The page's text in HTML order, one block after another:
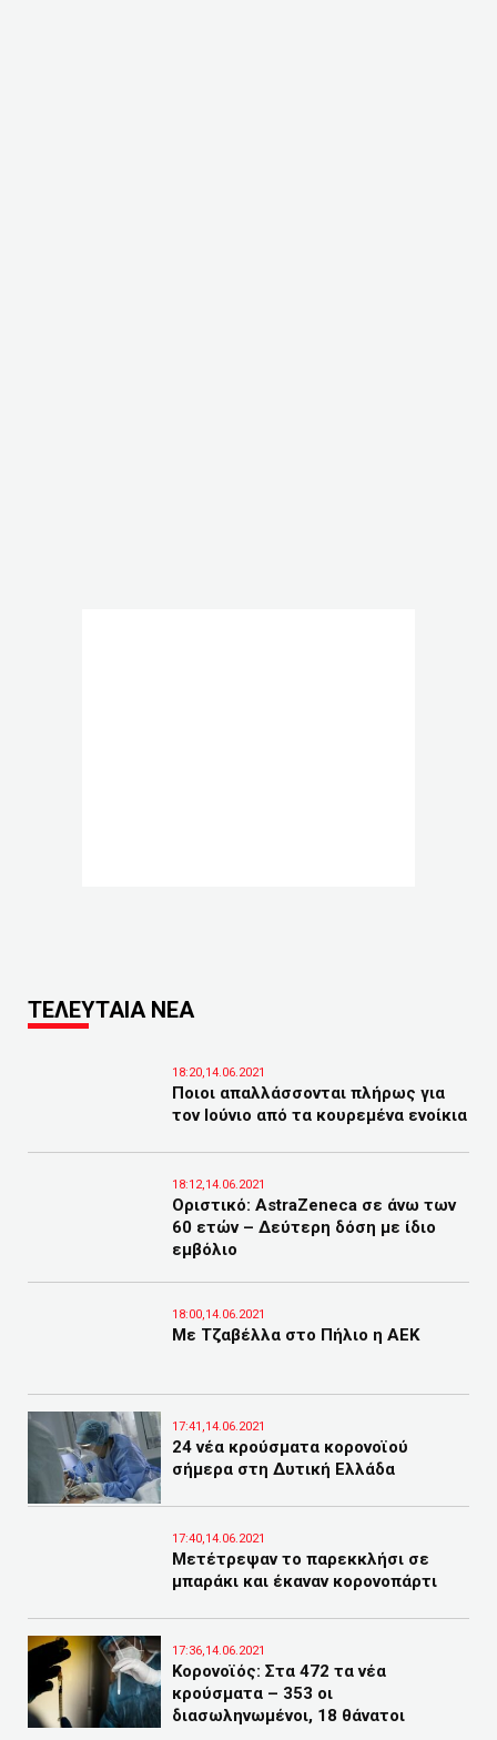
ΤΕΛΕΥΤΑΙΑ ΝΕΑ
18:20,14.06.2021
Ποιοι απαλλάσσονται πλήρως για
τον Ιούνιο από τα κουρεμένα ενοίκια
18:12,14.06.2021
Οριστικό: AstraZeneca σε άνω των
60 ετών – Δεύτερη δόση με ίδιο
εμβόλιο
18:00,14.06.2021
Με Τζαβέλλα στο Πήλιο η ΑΕΚ
17:41,14.06.2021
24 νέα κρούσματα κορονοϊού
σήμερα στη Δυτική Ελλάδα
17:40,14.06.2021
Μετέτρεψαν το παρεκκλήσι σε
μπαράκι και έκαναν κορονοπάρτι
17:36,14.06.2021
Κορονοϊός: Στα 472 τα νέα
κρούσματα – 353 οι
διασωληνωμένοι, 18 θάνατοι